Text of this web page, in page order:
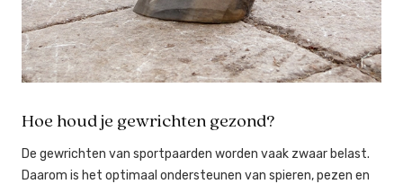
Hoe houd je gewrichten gezond?
De gewrichten van sportpaarden worden vaak zwaar belast.
Daarom is het optimaal ondersteunen van spieren, pezen en